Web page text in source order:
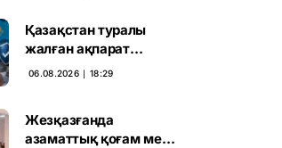
Қазақстан туралы
жалған ақпарат
таратқан дипфейктер
06.08.2026 ∣ 18:29
Жезқазғанда
азаматтық қоғам мен